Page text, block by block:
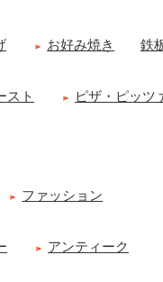
お好み焼き 鉄
スト ピザ・ピッツ
ファッション
アンティーク